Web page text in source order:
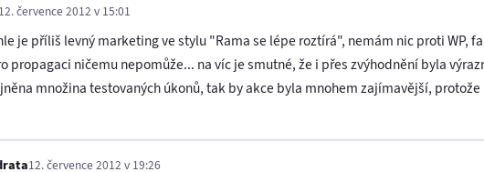
12. července 2012 v 15:01
je příliš levný marketing ve stylu "Rama se lépe roztírá", nemám nic proti WP,
propagaci ničemu nepomůže... na víc je smutné, že i přes zvýhodnění byla
množina testovaných úkonů, tak by akce byla mnohem zajímavější,
12. července 2012 v 19:26